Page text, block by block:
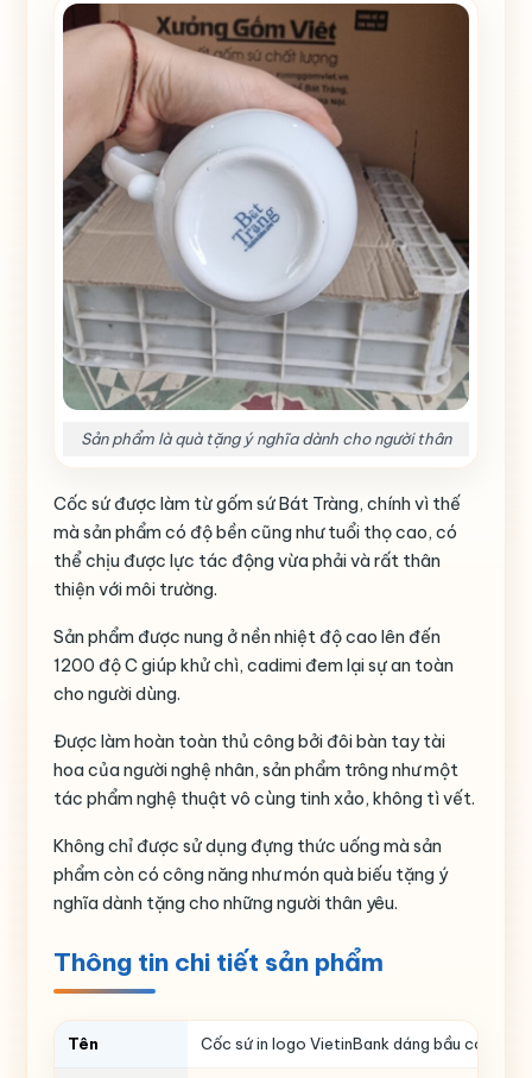
Sản phẩm là quà tặng ý nghĩa dành cho người thân
Cốc sứ được làm từ gốm sứ Bát Tràng, chính vì thế
mà sản phẩm có độ bền cũng như tuổi thọ cao, có
thể chịu được lực tác động vừa phải và rất thân
thiện với môi trường.
Sản phẩm được nung ở nền nhiệt độ cao lên đến
1200 độ C giúp khử chì, cadimi đem lại sự an toàn
cho người dùng.
Được làm hoàn toàn thủ công bởi đôi bàn tay tài
hoa của người nghệ nhân, sản phẩm trông như một
tác phẩm nghệ thuật vô cùng tinh xảo, không tì vết.
Không chỉ được sử dụng đựng thức uống mà sản
phẩm còn có công năng như món quà biếu tặng ý
nghĩa dành tặng cho những người thân yêu.
Thông tin chi tiết sản phẩm
Tên Cốc sứ in logo VietinBank dáng bầu có nắp